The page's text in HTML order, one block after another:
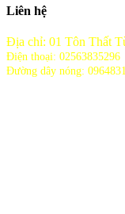
Liên hệ
Địa chỉ: 01 Tôn Thất
Điện thoại: 02563835296
Đường dây nóng: